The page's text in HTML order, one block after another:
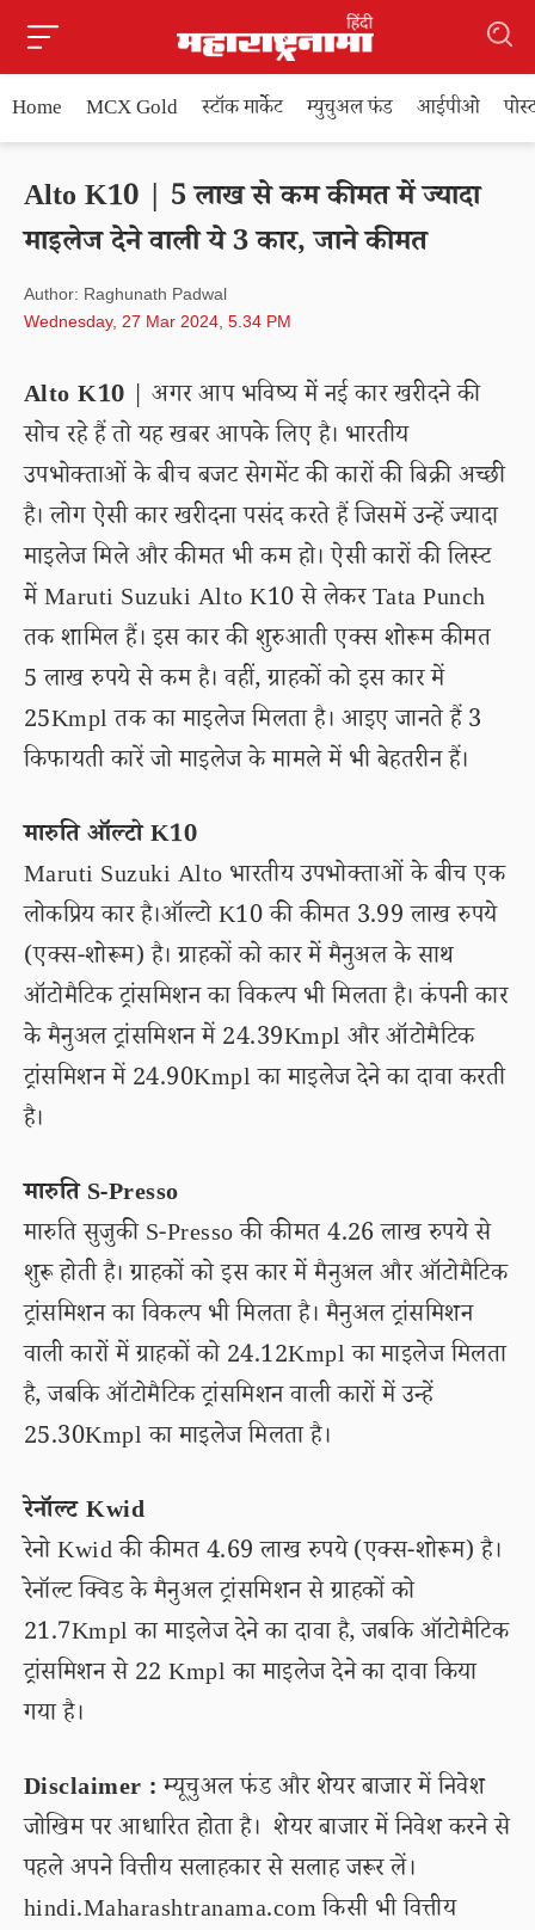
Home MCX Gold स्टॉक मार्केट म्युचुअल फंड आईपीओ
Alto K10 | 5 लाख से कम कीमत में ज्यादा
माइलेज देने वाली ये 3 कार, जाने कीमत
Author: Raghunath Padwal
Wednesday, 27 Mar 2024, 5.34 PM
Alto K10 | अगर आप भविष्य में नई कार खरीदने की
सोच रहे हैं तो यह खबर आपके लिए है। भारतीय
उपभोक्ताओं के बीच बजट सेगमेंट की कारों की बिक्री अच्छी
है। लोग ऐसी कार खरीदना पसंद करते हैं जिसमें उन्हें ज्यादा
माइलेज मिले और कीमत भी कम हो। ऐसी कारों की लिस्ट
में Maruti Suzuki Alto K10 से लेकर Tata Punch
तक शामिल हैं। इस कार की शुरुआती एक्स शोरूम कीमत
5 लाख रुपये से कम है। वहीं, ग्राहकों को इस कार में
25Kmpl तक का माइलेज मिलता है। आइए जानते हैं 3
किफायती कारें जो माइलेज के मामले में भी बेहतरीन हैं।
मारुति ऑल्टो K10
Maruti Suzuki Alto भारतीय उपभोक्ताओं के बीच एक
लोकप्रिय कार है।ऑल्टो K10 की कीमत 3.99 लाख रुपये
(एक्स-शोरूम) है। ग्राहकों को कार में मैनुअल के साथ
ऑटोमैटिक ट्रांसमिशन का विकल्प भी मिलता है। कंपनी कार
के मैनुअल ट्रांसमिशन में 24.39Kmpl और ऑटोमैटिक
ट्रांसमिशन में 24.90Kmpl का माइलेज देने का दावा करती
है।
मारुति S-Presso
मारुति सुजुकी S-Presso की कीमत 4.26 लाख रुपये से
शुरू होती है। ग्राहकों को इस कार में मैनुअल और ऑटोमैटिक
ट्रांसमिशन का विकल्प भी मिलता है। मैनुअल ट्रांसमिशन
वाली कारों में ग्राहकों को 24.12Kmpl का माइलेज मिलता
है, जबकि ऑटोमैटिक ट्रांसमिशन वाली कारों में उन्हें
25.30Kmpl का माइलेज मिलता है।
रेनॉल्ट Kwid
रेनो Kwid की कीमत 4.69 लाख रुपये (एक्स-शोरूम) है।
रेनॉल्ट क्विड के मैनुअल ट्रांसमिशन से ग्राहकों को
21.7Kmpl का माइलेज देने का दावा है, जबकि ऑटोमैटिक
ट्रांसमिशन से 22 Kmpl का माइलेज देने का दावा किया
गया है।
Disclaimer :म्यूचुअल फंड और शेयर बाजार में निवेश
जोखिम पर आधारित होता है। शेयर बाजार में निवेश करने से
पहले अपने वित्तीय सलाहकार से सलाह जरूर लें।
hindi.Maharashtranama.com किसी भी वित्तीय